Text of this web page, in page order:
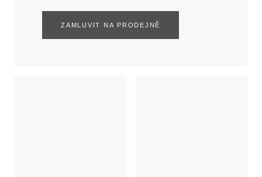
ZAMLUVIT NA PRODEJNĚ